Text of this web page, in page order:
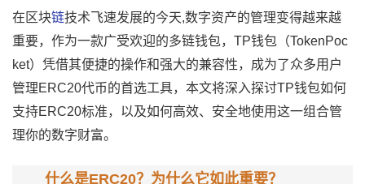
在区块链技术飞速发展的今天,数字资产的管理变得越来越
重要，作为一款广受欢迎的多链钱包，TP钱包（TokenPoc
ket）凭借其便捷的操作和强大的兼容性，成为了众多用户
管理ERC20代币的首选工具，本文将深入探讨TP钱包如何
支持ERC20标准，以及如何高效、安全地使用这一组合管
理你的数字财富。
什么是ERC20？为什么它如此重要？